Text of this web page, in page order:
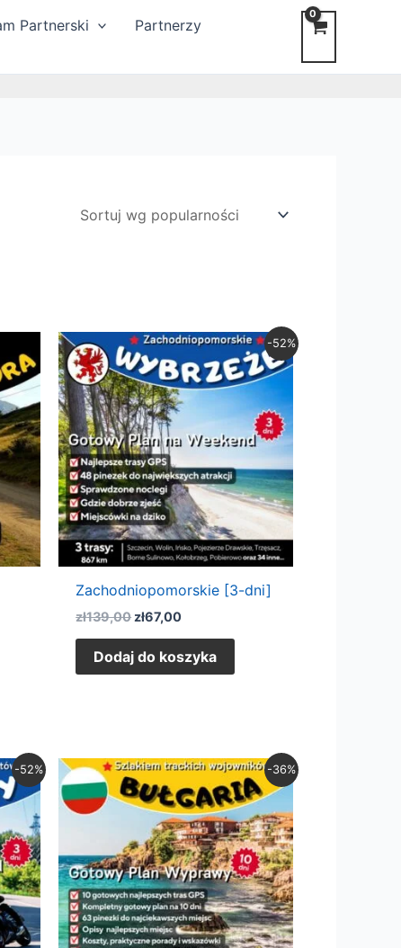
Partnerski
Partnerzy
-52%
Zachodniopomorskie [3-dni]
zł139,00
Pierwotna
cena
wynosiła:
zł139,00.
zł67,00
Aktualna
wynosi:
zł67,00.
Dodaj do koszyka
-52% -36%
Pierwotna
cena
wynosiła:
zł197,00.
Aktualna
wynosi:
zł127,00.